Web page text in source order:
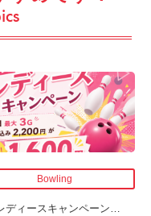
Bowling
ディースキャンペーン…